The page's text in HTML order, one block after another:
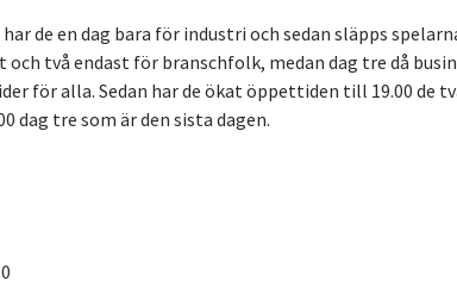
de en dag bara för industri och sedan släpps
två endast för branschfolk, medan dag tre då
för alla. Sedan har de ökat öppettiden till 19.00 de
dag tre som är den sista dagen.